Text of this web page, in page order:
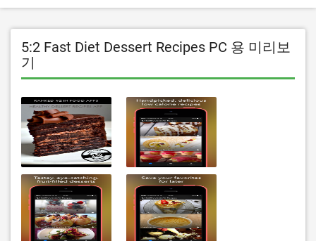
5:2 Fast Diet Dessert Recipes PC 용 미리보
기